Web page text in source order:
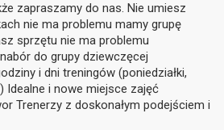
zapraszamy do nas. Nie umiesz
nie ma problemu mamy grupę
sprzętu nie ma problemu
do grupy dziewczęcej
i dni treningów (poniedziałki,
Idealne i nowe miejsce zajęć
Trenerzy z doskonałym podejściem i